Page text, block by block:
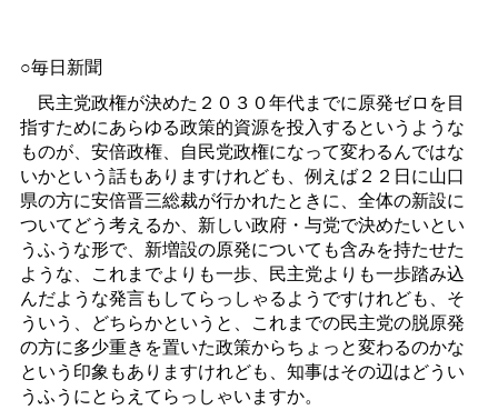
○毎日新聞
民主党政権が決めた２０３０年代までに原発ゼロを目
指すためにあらゆる政策的資源を投入するというような
ものが、安倍政権、自民党政権になって変わるんではな
いかという話もありますけれども、例えば２２日に山口
県の方に安倍晋三総裁が行かれたときに、全体の新設に
ついてどう考えるか、新しい政府・与党で決めたいとい
うふうな形で、新増設の原発についても含みを持たせた
ような、これまでよりも一歩、民主党よりも一歩踏み込
んだような発言もしてらっしゃるようですけれども、そ
ういう、どちらかというと、これまでの民主党の脱原発
の方に多少重きを置いた政策からちょっと変わるのかな
という印象もありますけれども、知事はその辺はどうい
うふうにとらえてらっしゃいますか。